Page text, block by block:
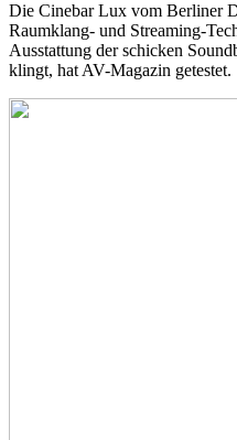
Die Cinebar Lux vom Berliner
Raumklang- und Streaming-
Ausstattung der schicken
klingt, hat AV-Magazin getestet.